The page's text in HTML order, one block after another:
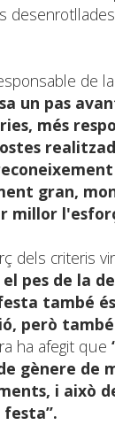
de
un pas
més
gran,
millor
dels criteris
pes de la
també
però
ha afegit que
gènere de
i això